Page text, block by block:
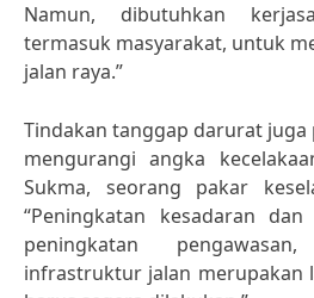
Namun, dibutuhkan
termasuk masyarakat, untuk
jalan raya.”
Tindakan tanggap darurat
mengurangi angka
Sukma, seorang pakar
“Peningkatan kesadaran
peningkatan
infrastruktur jalan merupakan